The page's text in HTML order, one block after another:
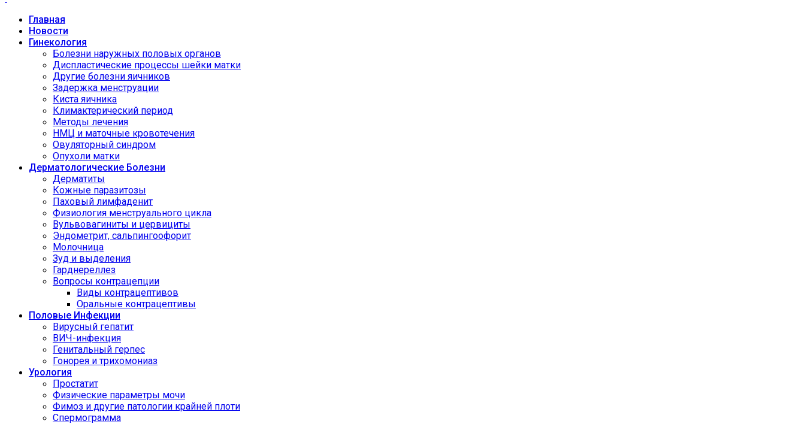
Главная
Новости
Гинекология
Болезни наружных половых органов
Диспластические процессы шейки матки
Другие болезни яичников
Задержка менструации
Киста яичника
Климактерический период
Методы лечения
НМЦ и маточные кровотечения
Овуляторный синдром
Опухоли матки
Дерматологические Болезни
Дерматиты
Кожные паразитозы
Паховый лимфаденит
Физиология менструального цикла
Вульвовагиниты и цервициты
Эндометрит, сальпингоофорит
Молочница
Зуд и выделения
Гарднереллез
Вопросы контрацепции
Виды контрацептивов
Оральные контрацептивы
Половые Инфекции
Вирусный гепатит
ВИЧ-инфекция
Генитальный герпес
Гонорея и трихомониаз
Урология
Простатит
Физические параметры мочи
Фимоз и другие патологии крайней плоти
Спермограмма